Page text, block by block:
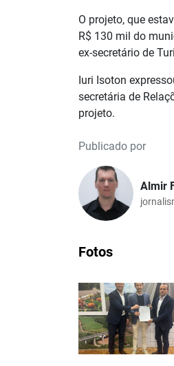
O projeto, que
R$ 130 mil do
ex-secretário de
Iuri Isoton
secretária de
projeto.
Publicado por
Almir
Fotos